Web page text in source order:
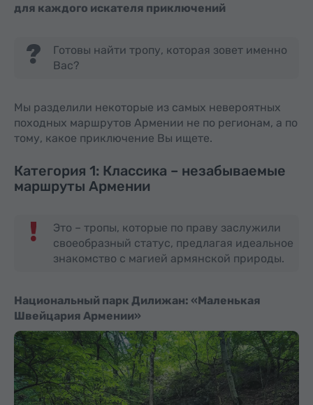
для каждого искателя приключений
Готовы найти тропу, которая зовет именно
Вас?
Мы разделили некоторые из самых невероятных
походных маршрутов Армении не по регионам, а по
тому, какое приключение Вы ищете.
Категория 1: Классика – незабываемые
маршруты Армении
Это – тропы, которые по праву заслужили
своеобразный статус, предлагая идеальное
знакомство с магией армянской природы.
Национальный парк Дилижан: «Маленькая
Швейцария Армении»